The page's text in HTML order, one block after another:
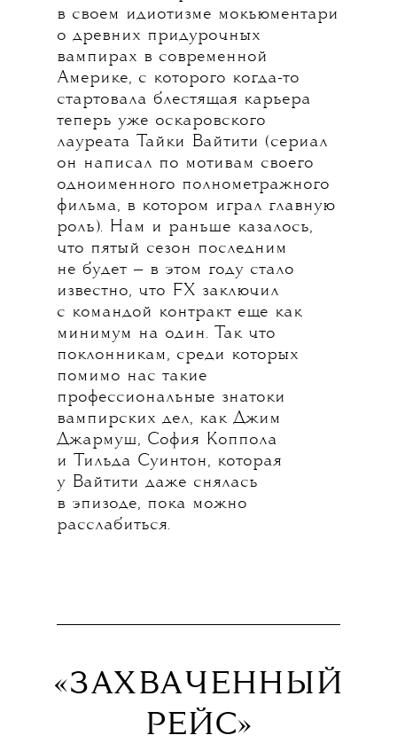
в своем идиотизме мокьюментари
о древних придурочных
вампирах в современной
Америке, с которого когда-то
стартовала блестящая карьера
теперь уже оскаровского
лауреата Тайки Вайтити (сериал
он написал по мотивам своего
одноименного полнометражного
фильма, в котором играл главную
роль). Нам и раньше казалось,
что пятый сезон последним
не будет — в этом году стало
известно, что FX заключил
с командой контракт еще как
минимум на один. Так что
поклонникам, среди которых
помимо нас такие
профессиональные знатоки
вампирских дел, как Джим
Джармуш, София Коппола
и Тильда Суинтон, которая
у Вайтити даже снялась
в эпизоде, пока можно
расслабиться.
«ЗАХВАЧЕННЫЙ
РЕЙС»